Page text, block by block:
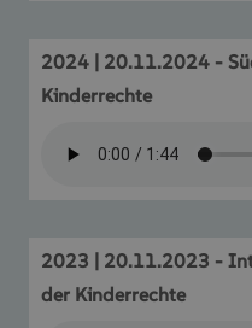
2024 | 20.11.2024 -
Kinderrechte
2023 | 20.11.2023 -
der Kinderrechte